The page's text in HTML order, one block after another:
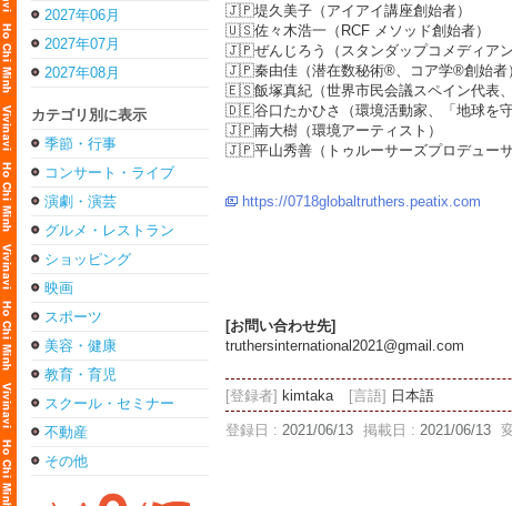
2027年06月
2027年07月
2027年08月
カテゴリ別に表示
季節・行事
コンサート・ライブ
演劇・演芸
グルメ・レストラン
ショッピング
映画
スポーツ
美容・健康
教育・育児
スクール・セミナー
不動産
その他
🇯🇵堤久美子（アイアイ講座創始者）
🇺🇸佐々木浩一（RCF メソッド創始者）
🇯🇵ぜんじろう（スタンダップコメディアン
🇯🇵秦由佳（潜在数秘術®︎、コア学®︎創始者
🇪🇸飯塚真紀（世界市民会議スペイン代表、
🇩🇪谷口たかひさ（環境活動家、「地球を
🇯🇵南大樹（環境アーティスト）
🇯🇵平山秀善（トゥルーサーズプロデューサ
https://0718globaltruthers.peatix.com
[お問い合わせ先]
truthersinternational2021@gmail.com
[登録者] kimtaka [言語] 日本語
登録日 : 2021/06/13 掲載日 : 2021/06/13